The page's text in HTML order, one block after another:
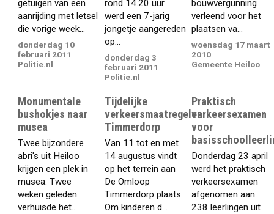
getuigen van een
aanrijding met letsel
die vorige week...
donderdag 10
februari 2011
Politie.nl
rond 14.20 uur
werd een 7-jarig
jongetje aangereden
op...
donderdag 3
februari 2011
Politie.nl
bouwvergunning
verleend voor het
plaatsen va...
woensdag 17 maart
2010
Gemeente Heiloo
Monumentale
bushokjes naar
musea
Twee bijzondere
abri's uit Heiloo
krijgen een plek in
musea. Twee
weken geleden
verhuisde het...
Tijdelijke
verkeersmaatregelen
Timmerdorp
Van 11 tot en met
14 augustus vindt
op het terrein aan
De Omloop
Timmerdorp plaats.
Om kinderen d...
Praktisch
verkeersexamen
voor
Donderdag 23 april
werd het praktisch
verkeersexamen
afgenomen aan
238 leerlingen uit